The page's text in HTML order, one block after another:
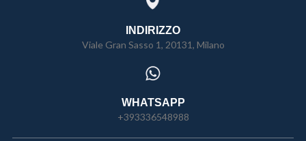
INDIRIZZO
Viale Gran Sasso 1, 20131, Milano
WHATSAPP
+393336548988